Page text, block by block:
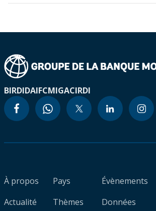
BIRDIDAIFCMIGACIRDI
À propos
Actualité
Pays
Thèmes
Évènements
Données